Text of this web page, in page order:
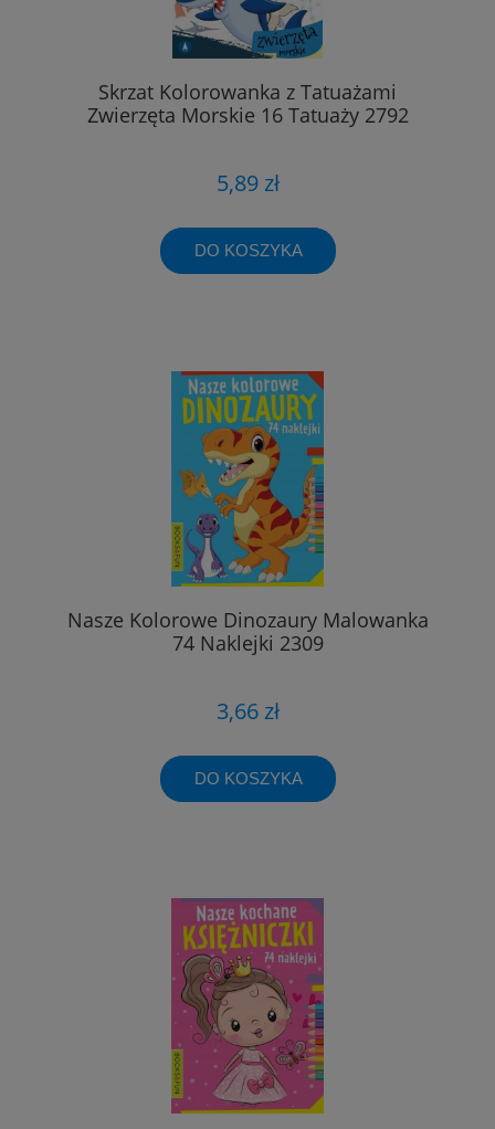
Skrzat Kolorowanka z Tatuażami
Zwierzęta Morskie 16 Tatuaży 2792
5,89 zł
DO KOSZYKA
Nasze Kolorowe Dinozaury Malowanka
74 Naklejki 2309
3,66 zł
DO KOSZYKA